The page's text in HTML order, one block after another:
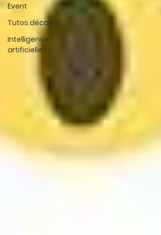
Event
Tutos décalés
Intelligence
artificielle